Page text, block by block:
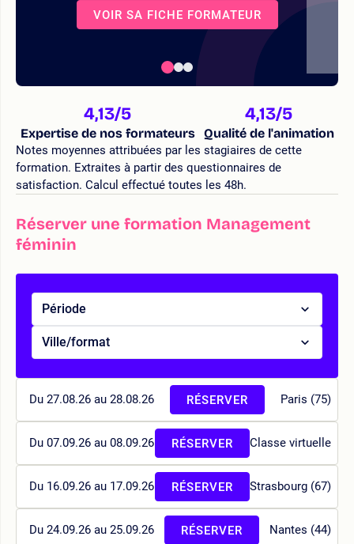
VOIR SA FICHE FORMATEUR
4,13/5
Expertise de nos formateurs
4,13/5
Qualité de l'animation
Notes moyennes attribuées par les stagiaires de cette
formation. Extraites à partir des questionnaires de
satisfaction. Calcul effectué toutes les 48h.
Réserver une formation Management
féminin
Période
Ville/format
Du 27.08.26 au 28.08.26 Paris (75)
RÉSERVER
Du 07.09.26 au 08.09.26 Classe virtuelle
RÉSERVER
Du 16.09.26 au 17.09.26 Strasbourg (67)
RÉSERVER
Du 24.09.26 au 25.09.26 Nantes (44)
RÉSERVER